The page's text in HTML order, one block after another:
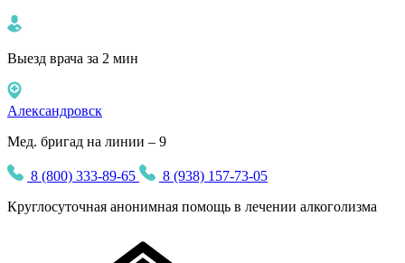
Выезд врача за 2 мин
Александровск
Мед. бригад на линии – 9
8 (800) 333-89-65
8 (938) 157-73-05
Круглосуточная анонимная помощь в лечении алкоголизма